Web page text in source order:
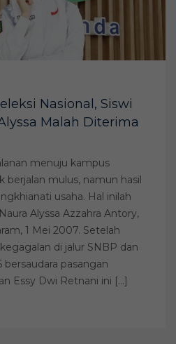
Nasional, Siswi
Malah Diterima
menuju kampus
berjalan mulus, namun hasil
usaha. Hal inilah
Alyssa Azzahra Antory,
1 Mei 2007. Setelah
di jalur SNBP dan
bersaudara pasangan
Essy Dwi Retnani ini […]